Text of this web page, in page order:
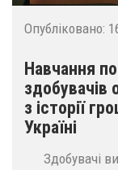
Опубліковано:
Навчання
здобувачів
з історії
Україні
Здобувачі